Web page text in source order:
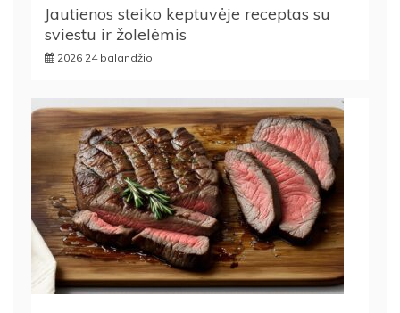
Jautienos steiko keptuvėje receptas su
sviestu ir žolelėmis
2026 24 balandžio